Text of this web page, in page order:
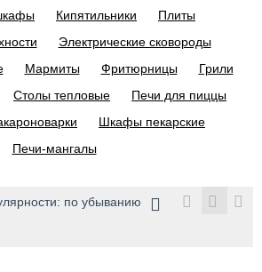
Кипятильники
Плиты
Электрические сковороды
Мармиты Фритюрницы
Грили
Столы тепловые
Печи для пиццы
Шкафы пекарские
Печи-мангалы
по убыванию